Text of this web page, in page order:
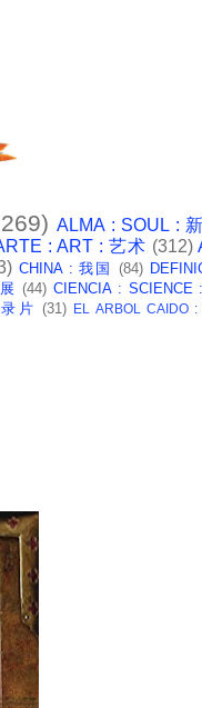
ALMA : SOUL :
: ART : 艺术 (312)
CHINA : 我国 (84)
(44) CIENCIA : SCIENCE
录片 (31) EL ARBOL CAIDO